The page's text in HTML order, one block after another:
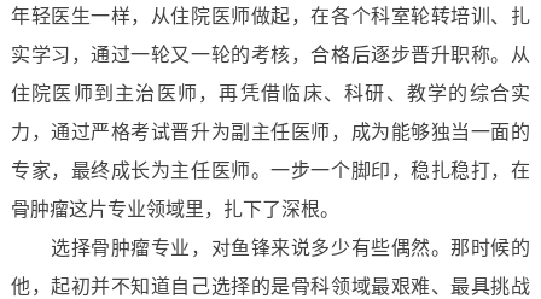
年轻医生一样，从住院医师做起，在各个科室轮转培训、扎
实学习，通过一轮又一轮的考核，合格后逐步晋升职称。从
住院医师到主治医师，再凭借临床、科研、教学的综合实
力，通过严格考试晋升为副主任医师，成为能够独当一面的
专家，最终成长为主任医师。一步一个脚印，稳扎稳打，在
骨肿瘤这片专业领域里，扎下了深根。
选择骨肿瘤专业，对鱼锋来说多少有些偶然。那时候的
他，起初并不知道自己选择的是骨科领域最艰难、最具挑战